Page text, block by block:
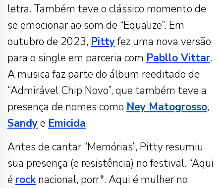
letra. Também teve o clássico momento de
se emocionar ao som de “Equalize”. Em
outubro de 2023, Pittyfez uma nova versão
para o single em parceria com Pabllo Vittar.
A musica faz parte do álbum reeditado de
“Admirável Chip Novo”, que também teve a
presença de nomes como Ney Matogrosso,
Sandye Emicida.
Antes de cantar “Memórias”, Pitty resumiu
sua presença (e resistência) no festival. “Aqui
é rocknacional, porr*. Aqui é mulher no